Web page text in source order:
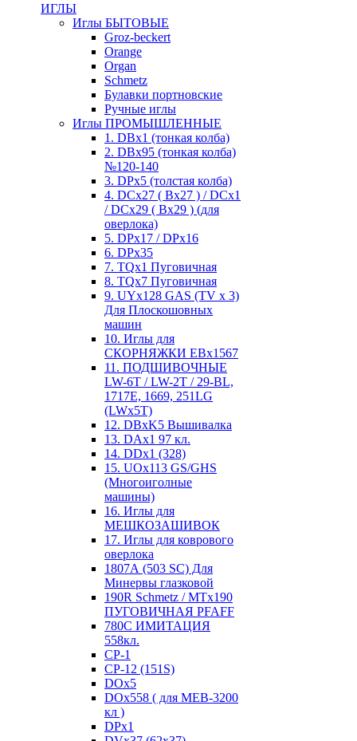
ИГЛЫ
Иглы БЫТОВЫЕ
Groz-beckert
Orange
Organ
Schmetz
Булавки портновские
Ручные иглы
Иглы ПРОМЫШЛЕННЫЕ
1. DBx1 (тонкая колба)
2. DBx95 (тонкая колба)
№120-140
3. DPx5 (толстая колба)
4. DCx27 ( Bx27 ) / DCx1
/ DCx29 ( Bx29 ) (для
оверлока)
5. DPx17 / DPx16
6. DPx35
7. TQx1 Пуговичная
8. TQx7 Пуговичная
9. UYx128 GAS (TV x 3)
Для Плоскошовных
машин
10. Иглы для
СКОРНЯЖКИ EBx1567
11. ПОДШИВОЧНЫЕ
LW-6T / LW-2T / 29-BL,
1717E, 1669, 251LG
(LWx5T)
12. DBxK5 Вышивалка
13. DAx1 97 кл.
14. DDx1 (328)
15. UOx113 GS/GHS
(Многоиголные
машины)
16. Иглы для
МЕШКОЗАШИВОК
17. Иглы для коврового
оверлока
1807А (503 SC) Для
Минервы глазковой
190R Schmetz / MTx190
ПУГОВИЧНАЯ PFAFF
780С ИМИТАЦИЯ
558кл.
CP-1
CP-12 (151S)
DOx5
DOx558 ( для MEB-3200
кл )
DPx1